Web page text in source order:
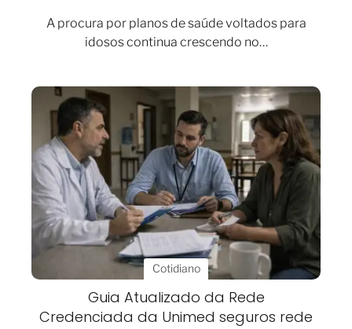
A procura por planos de saúde voltados para
idosos continua crescendo no…
Cotidiano
Guia Atualizado da Rede
Credenciada da Unimed seguros rede